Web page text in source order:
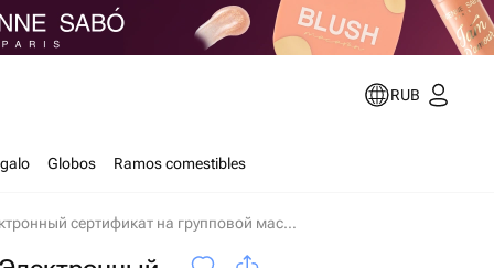
RUB
Globos Ramos comestibles
Свеча-десерт. Электронный сертификат на групповой мастер-класс en Moscú